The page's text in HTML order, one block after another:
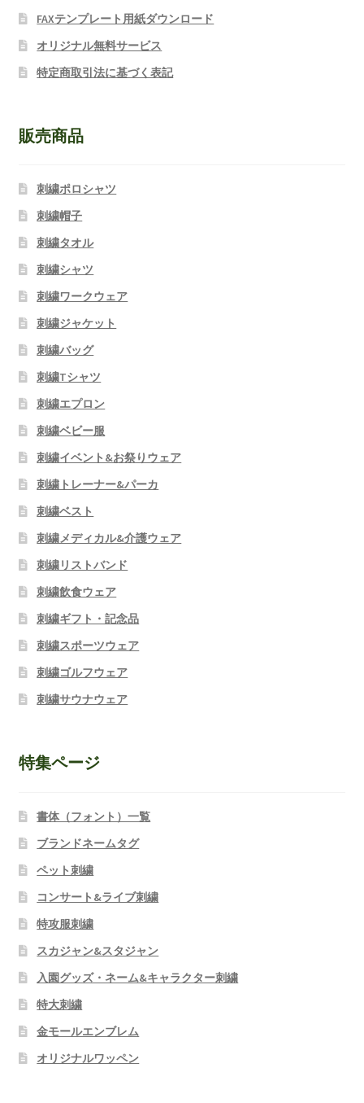
FAXテンプレート用紙ダウンロード
オリジナル無料サービス
特定商取引法に基づく表記
販売商品
刺繍ポロシャツ
刺繍帽子
刺繍タオル
刺繍シャツ
刺繍ワークウェア
刺繍ジャケット
刺繍バッグ
刺繍Tシャツ
刺繍エプロン
刺繍ベビー服
刺繍イベント&お祭りウェア
刺繍トレーナー&パーカ
刺繍ベスト
刺繍メディカル&介護ウェア
刺繍リストバンド
刺繍飲食ウェア
刺繍ギフト・記念品
刺繍スポーツウェア
刺繍ゴルフウェア
刺繍サウナウェア
特集ページ
書体（フォント）一覧
ブランドネームタグ
ペット刺繍
コンサート&ライブ刺繍
特攻服刺繍
スカジャン&スタジャン
入園グッズ・ネーム&キャラクター刺繍
特大刺繍
金モールエンブレム
オリジナルワッペン